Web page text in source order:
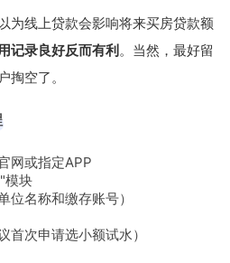
为线上贷款会影响将来买房贷款额
记录良好反而有利。当然，最好留
掏空了。
网或指定APP
模块
位名称和缴存账号）
首次申请选小额试水）